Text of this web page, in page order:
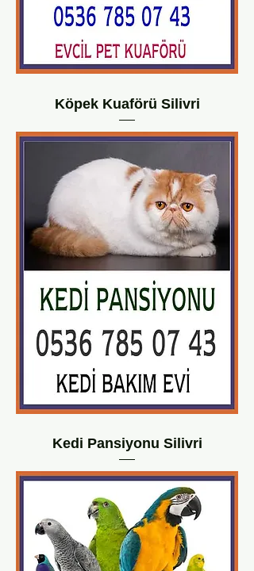
Köpek Kuaförü Silivri
Kedi Pansiyonu Silivri